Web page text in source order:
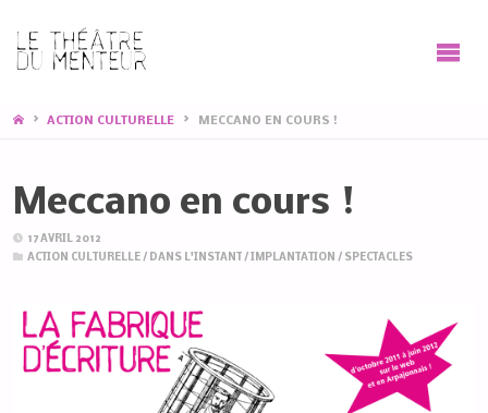
HOMEACTION CULTURELLE MECCANO EN COURS !
Meccano en cours !
17 AVRIL 2012
ACTION CULTURELLE/ DANS L'INSTANT /IMPLANTATION / SPECTACLES